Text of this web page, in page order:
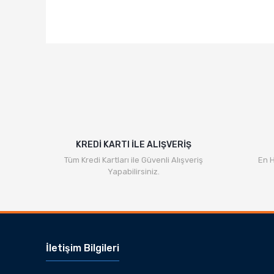
Bu ürüne benzer farklı alternatifler olmalı.
KREDİ KARTI İLE ALIŞVERİŞ
Tüm Kredi Kartları ile Güvenli Alışveriş
Yapabilirsiniz.
En
İletişim Bilgileri